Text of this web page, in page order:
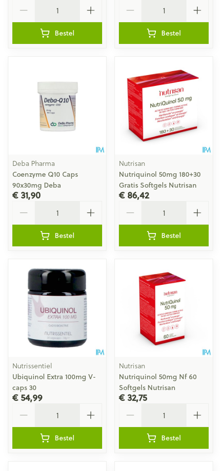
Bestel Bestel
Deba Pharma
Coenzyme Q10 Caps
90x30mg Deba
€ 31,90
Bestel
Nutrisan
Nutriquinol 50mg 180+30
Gratis Softgels Nutrisan
€ 86,42
Bestel
Nutrissentiel
Ubiquinol Extra 100mg V-
caps 30
€ 54,99
Bestel
Nutrisan
Nutriquinol 50mg Nf 60
Softgels Nutrisan
€ 32,75
Bestel